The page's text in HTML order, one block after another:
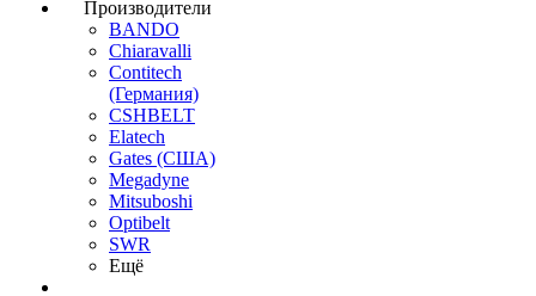
Производители
BANDO
Chiaravalli
Contitech
(Германия)
CSHBELT
Elatech
Gates (США)
Megadyne
Mitsuboshi
Optibelt
SWR
Ещё